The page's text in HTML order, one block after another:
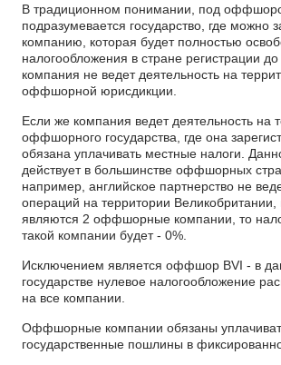
В традиционном понимании, под
подразумевается государство, где можно
компанию, которая будет полностью
налогообложения в стране регистрации
компания не ведет деятельность на
оффшорной юрисдикции.
Если же компания ведет деятельность на
оффшорного государства, где она
обязана уплачивать местные налоги.
действует в большинстве оффшорных
например, английское партнерство не
операций на территории
являются 2 оффшорные компании, то
такой компании будет - 0%.
Исключением является оффшор BVI - в
государстве нулевое налогообложение
на все компании.
Оффшорные компании обязаны
государственные пошлины в